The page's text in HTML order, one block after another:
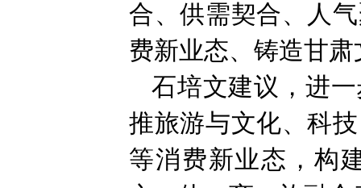
合、供需契合、人
费新业态、铸造甘
石培文建议，进
推旅游与文化、科
等消费新业态，构